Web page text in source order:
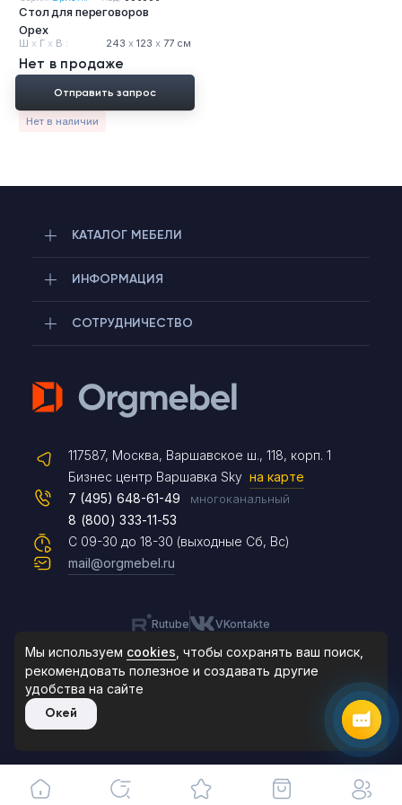
Стол для переговоров
Орех
Ш х Г х В : 243 х123 х77 см
Нет в продаже
Нет в наличии
Отправить запрос
Тумбы офисные
Офисные шкафы
Офисные диваны
КАТАЛОГ МЕБЕЛИ
ИНФОРМАЦИЯ
СОТРУДНИЧЕСТВО
117587, Москва, Варшавское ш., 118, корп. 1
Бизнес центр Варшавка Sky на карте
С 09-30 до 18-30 (выходные Сб, Вс)
7 (495) 648-61-49 многоканальный
8 (800) 333-11-53
mail@orgmebel.ru
Rutube VKontakte
Продажа офисной мебели.
Все права защищены.
Telegram
Max
Чат на сайте
8 (495) 183-47-87
По будням с 09:30 до 18:30
Мы используем cookies , чтобы сохранять ваш поиск,
рекомендовать полезное и создавать другие
удобства на сайте
Окей